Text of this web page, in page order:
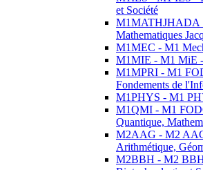
et Société
M1MATHJHADA
Mathematiques
M1MEC - M1
M1MIE - M1 MiE -
M1MPRI - M1
Fondements de
M1PHYS - M1
M1QMI - M1
Quantique,
M2AAG - M2
Arithmétique,
M2BBH - M2